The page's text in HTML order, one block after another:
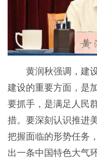
黄润秋强调，建设
建设的重要方面，是
要抓手，是满足人民
措。要深刻认识推进
把握面临的形势任务
出一条中国特色大气